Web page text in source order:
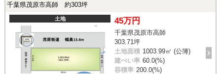
千葉県茂原市高師 約303坪
土地 45万円
千葉県茂原市高師
303.71坪
土地面積 1003.99㎡ (公簿)
建ぺい率 60.0(%)
容積率 200.0(%)